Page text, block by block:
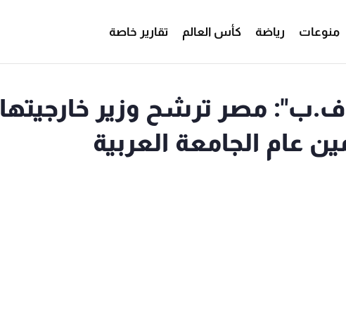
منوعات رياضة كأس العالم تقارير خاصة
مصر ترشح وزير خارجيتها
عام الجامعة العربية